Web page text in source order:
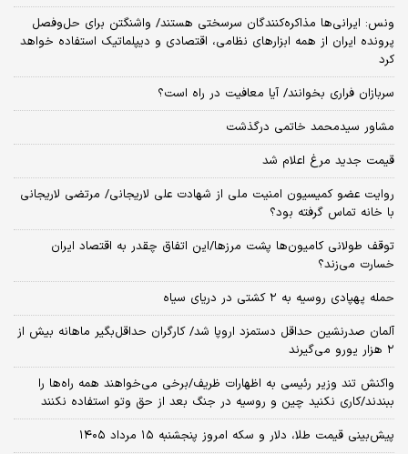
ونس: ایرانی‌ها مذاکره‌کنندگان سرسختی هستند/ واشنگتن برای حل‌وفصل
پرونده ایران از همه ابزارهای نظامی، اقتصادی و دیپلماتیک استفاده خواهد
کرد
سربازان فراری بخوانند/ آیا معافیت در راه است؟
مشاور سیدمحمد خاتمی درگذشت
قیمت جدید مرغ اعلام شد
روایت عضو کمیسیون امنیت ملی از شهادت علی لاریجانی/ مرتضی لاریجانی
با خانه تماس گرفته بود؟
توقف طولانی کامیون‌ها پشت مرزها/این اتفاق چقدر به اقتصاد ایران
خسارت می‌زند؟
حمله پهپادی روسیه به ۲ کشتی در دریای سیاه
آلمان صدرنشین حداقل دستمزد اروپا شد/ کارگران حداقل‌بگیر ماهانه بیش از
۲ هزار یورو می‌گیرند
واکنش تند وزیر رئیسی به اظهارات ظریف/برخی می‌خواهند همه راه‌ها را
ببندند/کاری نکنید چین و روسیه در جنگ بعد از حق وتو استفاده نکنند
پیش‌بینی قیمت طلا، دلار و سکه امروز پنجشنبه ۱۵ مرداد ۱۴۰۵